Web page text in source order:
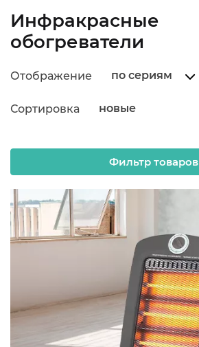
Инфракрасные
обогреватели
Отображение по сериям
Сортировка новые
Фильтр товаров